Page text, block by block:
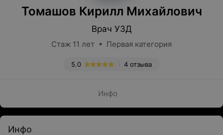
Томашов Кирилл Михайлович
Врач УЗД
Стаж 11 лет • Первая категория
4 отзыва
5.0
Инфо
Инфо